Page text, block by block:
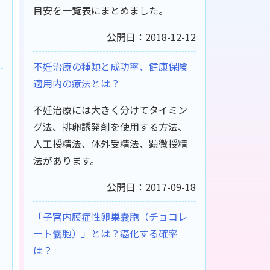
目安を一覧表にまとめました。
公開日：2018-12-12
不妊治療の種類と成功率、健康保険
適用内の療法とは？
不妊治療には大きく分けてタイミン
グ法、排卵誘発剤を使用する方法、
人工授精法、体外受精法、顕微授精
法があります。
公開日：2017-09-18
「子宮内膜症性卵巣嚢胞（チョコレ
ート嚢胞）」とは？癌化する確率
は？